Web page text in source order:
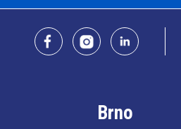
Brno